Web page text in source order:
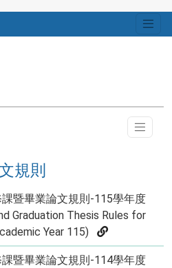
規則
暨畢業論文規則-115學年度
Graduation Thesis Rules for
Year 115)
暨畢業論文規則-114學年度